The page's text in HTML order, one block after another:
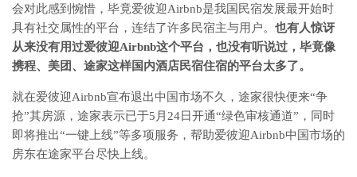
会对此感到惋惜，毕竟爱彼迎Airbnb是我国民宿发展最开始时
具有社交属性的平台，连结了许多民宿主与用户。 也有人惊讶
从来没有用过爱彼迎Airbnb这个平台，也没有听说过，毕竟像
携程、美团、途家这样国内酒店民宿住宿的平台太多了。
就在爱彼迎Airbnb宣布退出中国市场不久，途家很快便来“争
抢”其房源，途家表示已于5月24日开通“绿色审核通道”，同时
即将推出“一键上线”等多项服务，帮助爱彼迎Airbnb中国市场的
房东在途家平台尽快上线。